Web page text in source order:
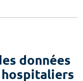
données